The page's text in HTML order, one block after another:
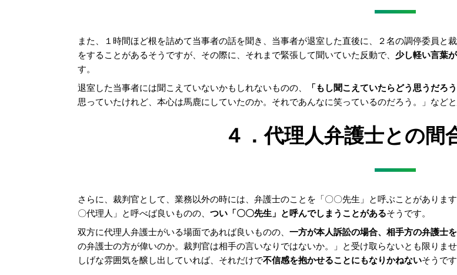
また、１時間ほど根を詰めて当事者の話を聞き、当事者が退室した直後に、２名の調停委員と
をすることがあるそうですが、その際に、それまで緊張して聞いていた反動で、 少し軽い言葉
す。
退室した当事者には聞こえていないかもしれないものの、
「もし聞こえていたらどう思うだろ
思っていたけれど、本心は馬鹿にしていたのか。それであんなに笑っているのだろう。」など
４．代理人弁護士との間
さらに、裁判官として、業務以外の時には、弁護士のことを「〇〇先生」と呼ぶことがありま
〇代理人」と呼べば良いものの、 つい「〇〇先生」と呼んでしまうことがあるそうです。
双方に代理人弁護士がいる場面であれば良いものの、 一方が本人訴訟の場合、相手方の弁護士
の弁護士の方が偉いのか。裁判官は相手の言いなりではないか。」と受け取らないとも限りま
しげな雰囲気を醸し出していれば、それだけで不信感を抱かせることにもなりかねないそうです